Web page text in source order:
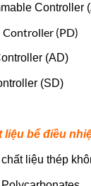
Controller
Controller (PD)
(AD)
(SD)
liệu bể điều
liệu thép